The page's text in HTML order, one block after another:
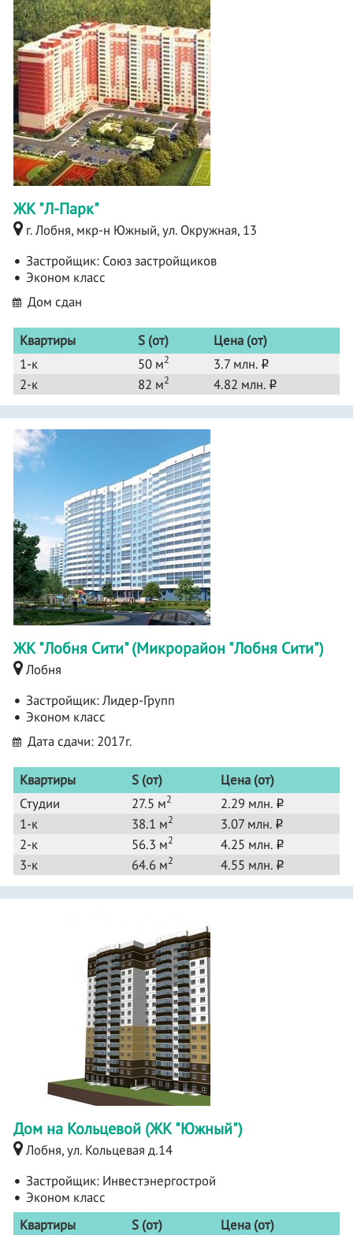
ЖК "Л-Парк"
г. Лобня, мкр-н Южный, ул. Окружная, 13
Застройщик: Союз застройщиков
Эконом класс
Дом сдан
Квартиры S (от)
Цена (от)
1-к
50 м2 3.7 млн. o
2-к 82 м2 4.82 млн. o
ЖК "Лобня Сити" (Микрорайон "Лобня Сити")
Лобня
Застройщик:Лидер-Групп
Эконом класс
Дата сдачи: 2017г.
Квартиры S (от)
Цена (от)
Студии
27.5 м2 2.29 млн. o
1-к 38.1 м2 3.07 млн. o
2-к 56.3 м2 4.25 млн. o
3-к 64.6 м2 4.55 млн. o
Дом на Кольцевой (ЖК "Южный")
Лобня, ул. Кольцевая д.14
Застройщик: Инвестэнергострой
Эконом класс
Квартиры
S (от) Цена (от)